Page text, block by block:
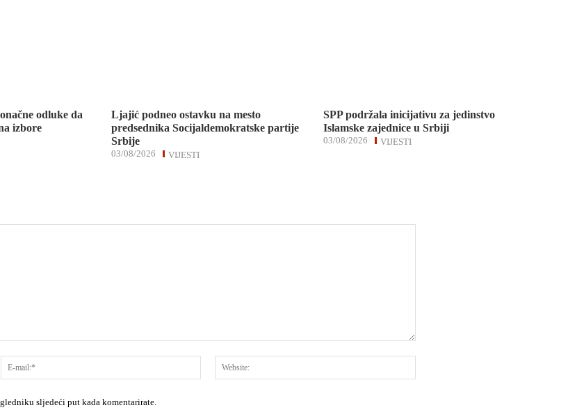
odluke da
izbore
Ljajić podneo ostavku na mesto
predsednika Socijaldemokratske partije
Srbije
VIJESTI
03/08/2026
SPP podržala inicijativu za jedinstvo
Islamske zajednice u Srbiji
VIJESTI
03/08/2026
mail:*
sljedeći put kada komentarirate.